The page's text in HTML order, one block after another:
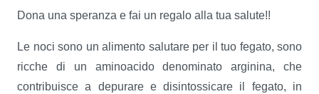
Dona una speranza e fai un regalo alla tua salute!!
Le noci sono un alimento salutare per il tuo fegato, sono
ricche di un aminoacido denominato arginina, che
contribuisce a depurare e disintossicare il fegato, in